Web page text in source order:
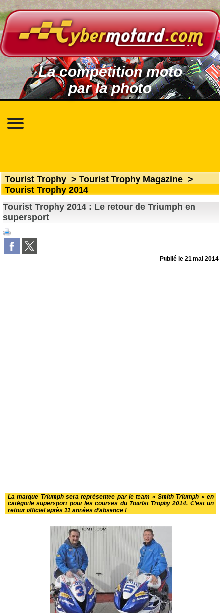
La compétition moto
par la photo
Tourist Trophy > Tourist Trophy Magazine >
Tourist Trophy 2014
Tourist Trophy 2014 : Le retour de Triumph en
supersport
Publié le21 mai 2014
La marque Triumph sera représentée par le team « Smith Triumph » en
catégorie supersport pour les courses du Tourist Trophy 2014. C’est un
retour officiel après 11 années d’absence !